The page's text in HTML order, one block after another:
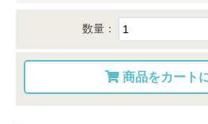
数量：